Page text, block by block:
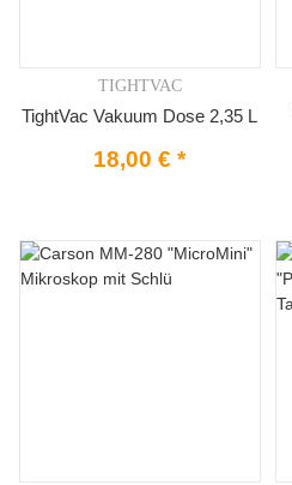
TIGHTVAC
TightVac Vakuum Dose 2,35 L
18,00 €*